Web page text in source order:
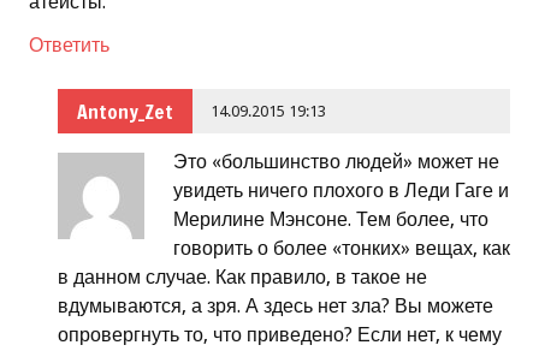
Ответить
Antony_Zet 14.09.2015 19:13
Это «большинство людей» может не
увидеть ничего плохого в Леди Гаге и
Мерилине Мэнсоне. Тем более, что
говорить о более «тонких» вещах, как
в данном случае. Как правило, в такое не
вдумываются, а зря. А здесь нет зла? Вы можете
опровергнуть то, что приведено? Если нет, к чему